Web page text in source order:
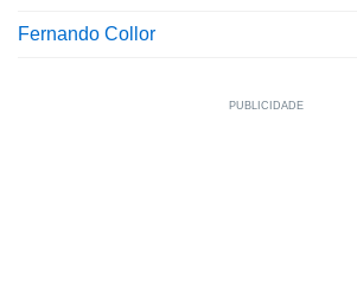
Fernando Collor